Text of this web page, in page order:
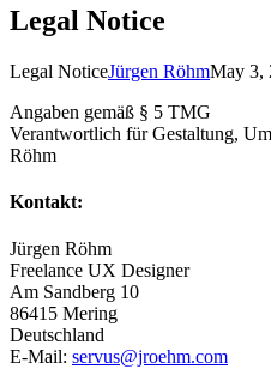
Legal Notice
Legal NoticeJürgen RöhmMay 3,
Angaben gemäß § 5 TMG
Verantwortlich für Gestaltung,
Röhm
Kontakt:
Jürgen Röhm
Freelance UX Designer
Am Sandberg 10
86415 Mering
Deutschland
E-Mail: servus@jroehm.com